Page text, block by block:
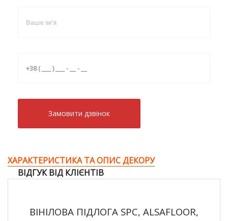
Замовити дзвiнок
ХАРАКТЕРИСТИКА ТА ОПИС ДЕКОРУ
ВІДГУК ВІД КЛІЄНТІВ
ВІНІЛОВА ПІДЛОГА SPC, ALSAFLOOR,